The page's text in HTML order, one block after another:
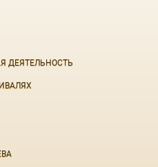
ДЕЯТЕЛЬНОСТЬ